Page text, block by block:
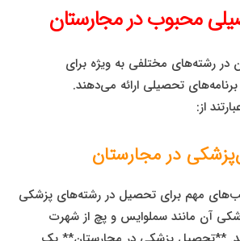
محبوب در مجارستان
در رشته‌های مختلفی به ویژه برای
تحصیلی ارائه می‌دهند.
از:
در مجارستان
مهم برای تحصیل در رشته‌های پزشکی
آن مانند سملوایس و پچ از شهرت